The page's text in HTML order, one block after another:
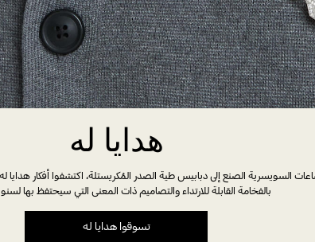
هدايا له
السويسرية الصنع إلى دبابيس طية الصدر المُكريستلة، اكتشفوا أفكار هدايا
بالفخامة القابلة للارتداء والتصاميم ذات المعنى التي سيحتفظ بها
تسوقوا هدايا له